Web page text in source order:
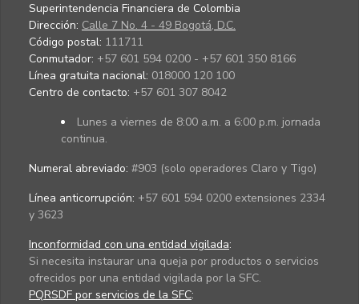
Superintendencia Financiera de Colombia
Dirección: Calle 7 No. 4 - 49 Bogotá, D.C.
Código postal: 111711
Conmutador: +57 601 594 0200 - +57 601 350 8166
Línea gratuita nacional: 018000 120 100
Centro de contacto: +57 601 307 8042
Lunes a viernes de 8:00 a.m. a 6:00 p.m. jornada
continua.
Numeral abreviado: #903 (solo operadores Claro y Tigo)
Línea anticorrupción: +57 601 594 0200 extensiones 2334
y 3623
Inconformidad con una entidad vigilada:
Si necesita instaurar una queja por productos o servicios
ofrecidos por una entidad vigilada por la SFC.
PQRSDF por servicios de la SFC: